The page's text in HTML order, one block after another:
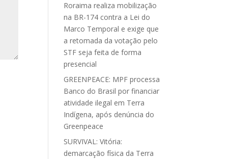
Roraima realiza mobilização
na BR-174 contra a Lei do
Marco Temporal e exige que
a retomada da votação pelo
STF seja feita de forma
presencial
GREENPEACE: MPF processa
Banco do Brasil por financiar
atividade ilegal em Terra
Indígena, após denúncia do
Greenpeace
SURVIVAL: Vitória:
demarcação física da Terra